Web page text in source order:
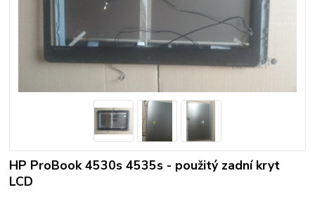
HP ProBook 4530s 4535s - použitý zadní kryt
LCD